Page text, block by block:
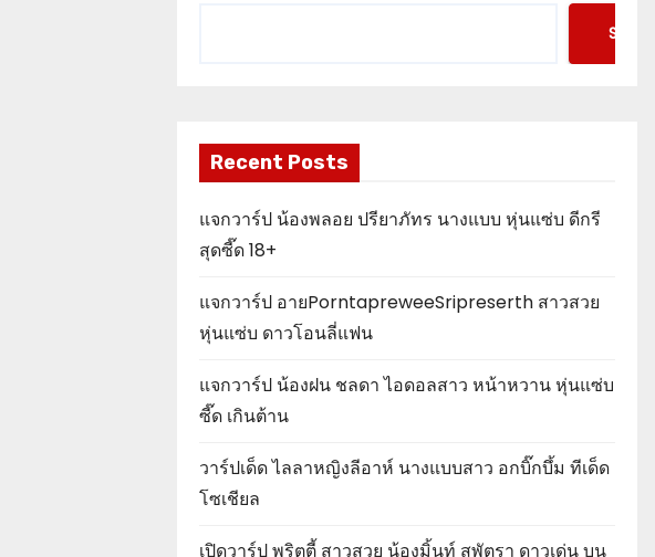
Recent Posts
แจกวาร์ป น้องพลอย ปรียาภัทร นางแบบ หุ่นแซ่บ ดีกรี
สุดซี๊ด 18+
แจกวาร์ป อายPorntapreweeSripreserth สาวสวย
หุ่นแซ่บ ดาวโอนลี่แฟน
แจกวาร์ป น้องฝน ชลดา ไอดอลสาว หน้าหวาน หุ่นแซ่บ
ซี๊ด เกินต้าน
วาร์ปเด็ด ไลลาหญิงลีอาห์ นางแบบสาว อกบิ๊กบึ้ม ทีเด็ด
โซเชียล
เปิดวาร์ป พริตตี้ สาวสวย น้องมิ้นท์ สุพัตรา ดาวเด่น บน